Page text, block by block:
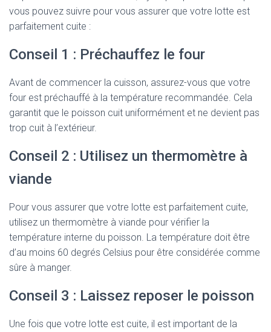
vous pouvez suivre pour vous assurer que votre lotte est
parfaitement cuite :
Conseil 1 : Préchauffez le four
Avant de commencer la cuisson, assurez-vous que votre
four est préchauffé à la température recommandée. Cela
garantit que le poisson cuit uniformément et ne devient pas
trop cuit à l’extérieur.
Conseil 2 : Utilisez un thermomètre à
viande
Pour vous assurer que votre lotte est parfaitement cuite,
utilisez un thermomètre à viande pour vérifier la
température interne du poisson. La température doit être
d’au moins 60 degrés Celsius pour être considérée comme
sûre à manger.
Conseil 3 : Laissez reposer le poisson
Une fois que votre lotte est cuite, il est important de la